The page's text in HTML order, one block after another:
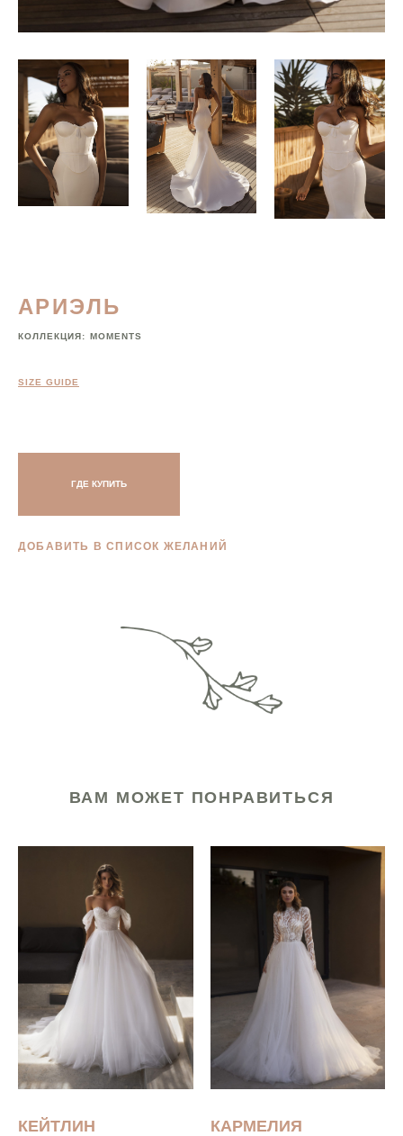
АРИЭЛЬ
КОЛЛЕКЦИЯ: MOMENTS
SIZE GUIDE
ГДЕ КУПИТЬ
ДОБАВИТЬ В СПИСОК ЖЕЛАНИЙ
ВАМ МОЖЕТ ПОНРАВИТЬСЯ
КЕЙТЛИН КАРМЕЛИЯ